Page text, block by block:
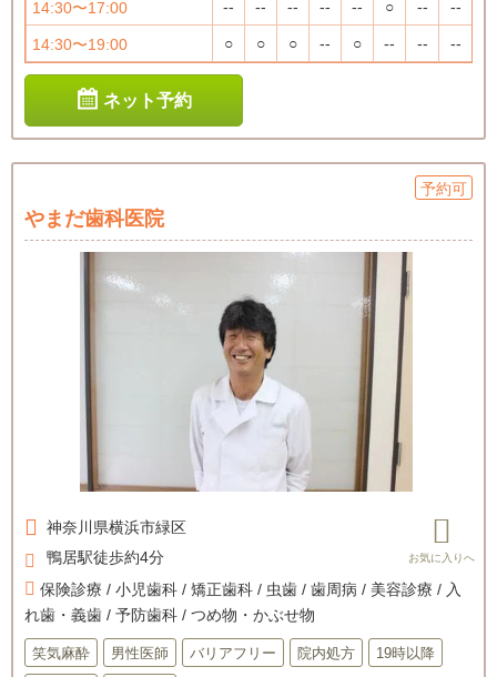
14:30〜17:00 -- -- -- -- -- ○ -- --
14:30〜19:00 ○ ○ ○ -- ○ -- -- --
ネット予約
予約可
やまだ歯科医院
神奈川県横浜市緑区
鴨居駅徒歩約4分
保険診療 / 小児歯科 / 矯正歯科 / 虫歯 / 歯周病 / 美容診療 / 入
れ歯・義歯 / 予防歯科 / つめ物・かぶせ物
笑気麻酔 男性医師 バリアフリー 院内処方 19時以降